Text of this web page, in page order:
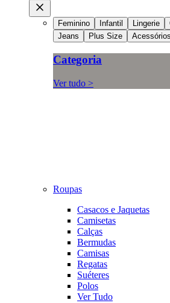
Feminino Infantil Lingerie
Jeans
Plus Size Acessórios
Categoria
Ver tudo >
Roupas
Casacos e Jaquetas
Camisetas
Calças
Bermudas
Camisas
Regatas
Suéteres
Polos
Ver Tudo